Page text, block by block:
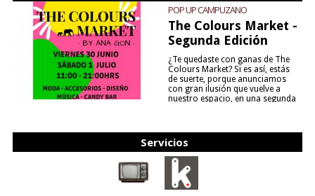
POP UP CAMPUZANO
The Colours Market -
Segunda Edición
¿Te quedaste con ganas de The
Colours Market? Si es así, estás
de suerte, porque anunciamos
con gran ilusión que vuelve a
nuestro espacio, en una segunda
Servicios